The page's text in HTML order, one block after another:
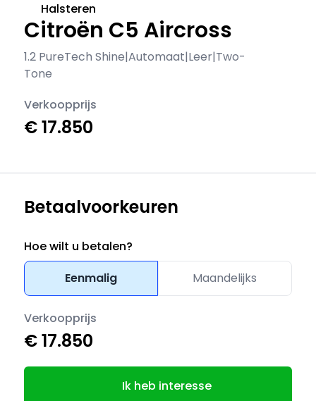
Citroën C5 Aircross
1.2 PureTech Shine|Automaat|Leer|Two-
Tone
Halsteren
Verkoopprijs
€ 17.850
Betaalvoorkeuren
Hoe wilt u betalen?
Eenmalig
Maandelijks
Verkoopprijs
€ 17.850
Ik heb interesse